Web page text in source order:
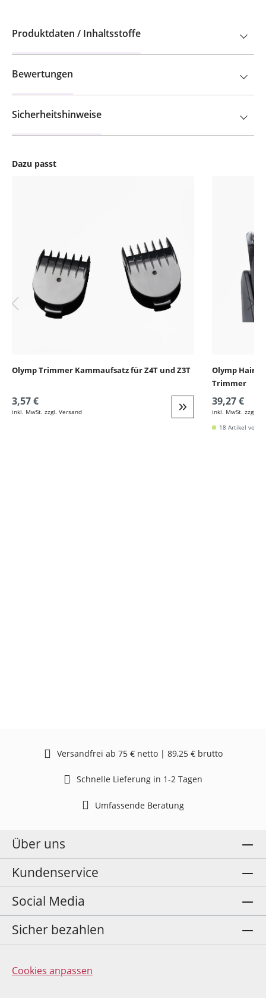
Dazu passt
Olymp Trimmer Kammaufsatz für Z4T und Z3T
3,57 €
inkl. MwSt. zzgl. Versand Weiter zur Detail
Olymp
Trimmer
39,27 €
inkl. MwSt. zzgl.
18 Artikel
Produktdaten / Inhaltsstoffe
Bewertungen
Sicherheitshinweise
Versandfrei ab 75 € netto | 89,25 € brutto
Schnelle Lieferung in 1-2 Tagen
Umfassende Beratung
Über uns
Kundenservice
Social Media
Sicher bezahlen
Cookies anpassen